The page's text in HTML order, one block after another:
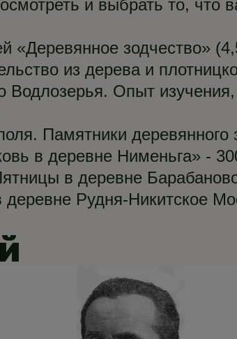
и выбрать то, что
«Деревянное зодчество»
из дерева и
Водлозерья. Опыт
Памятники деревянного
в деревне Нименьга» -
в деревне
Рудня-Никитское